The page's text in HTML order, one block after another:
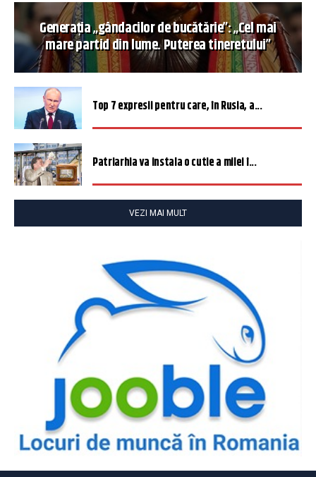
Generația „gândacilor de bucătărie”: „Cel mai
mare partid din lume. Puterea tineretului”
Top 7 expresii pentru care, în Rusia, a...
Patriarhia va instala o cutie a milei î...
VEZI MAI MULT